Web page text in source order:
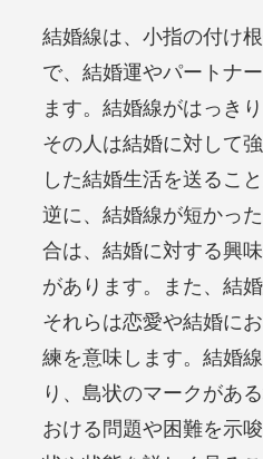
結婚線は、小指の付け
で、結婚運やパートナ
ます。結婚線がはっき
その人は結婚に対して
した結婚生活を送るこ
逆に、結婚線が短かっ
合は、結婚に対する興
があります。また、結
それらは恋愛や結婚に
練を意味します。結婚
り、島状のマークがあ
おける問題や困難を示